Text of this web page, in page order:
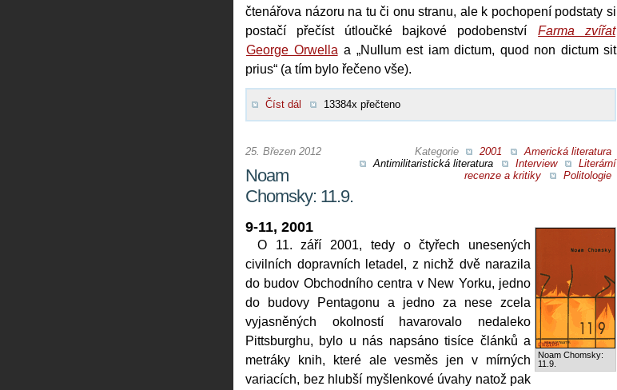
čtenářova názoru na tu či onu stranu, ale k pochopení podstaty si
postačí přečíst útloučké bajkové podobenství Farma zvířat
George Orwella a „Nullum est iam dictum, quod non dictum sit
prius“ (a tím bylo řečeno vše).
Číst dál 13384x přečteno
Kategorie 2001
Americká literatura
Antimilitaristická literatura
Interview
Literární
recenze a kritiky
Politologie
25. Březen 2012
Noam
Chomsky: 11.9.
Noam Chomsky:
11.9.
9-11, 2001
O 11. září 2001, tedy o čtyřech unesených
civilních dopravních letadel, z nichž dvě narazila
do budov Obchodního centra v New Yorku, jedno
do budovy Pentagonu a jedno za nese zcela
vyjasněných okolností havarovalo nedaleko
Pittsburghu, bylo u nás napsáno tisíce článků a
metráky knih, které ale vesměs jen v mírných
variacích, bez hlubší myšlenkové úvahy natož pak